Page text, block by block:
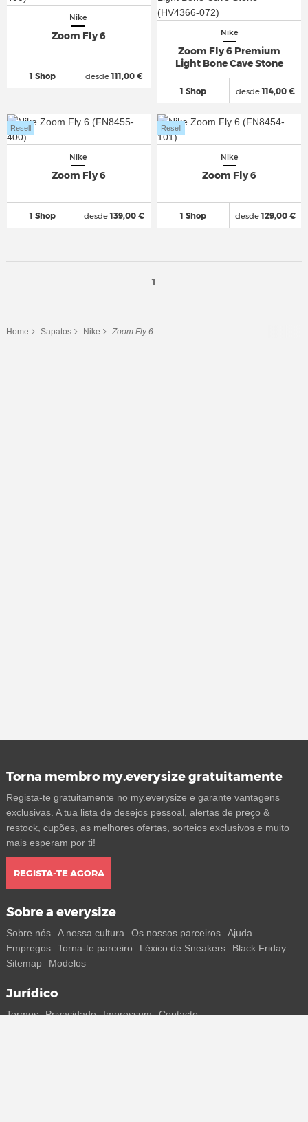
Nike
Zoom Fly 6
1 Shop desde111,00 €
Nike
Zoom Fly 6 Premium
Light Bone Cave Stone
1 Shop desde114,00 €
Nike
Zoom Fly 6
1 Shop
Resell
desde139,00 €
Nike
Zoom Fly 6
1 Shop
Resell
desde129,00 €
1
Home Sapatos Nike Zoom Fly 6
Torna membro my.everysize gratuitamente
Regista-te gratuitamente no my.everysize e garante vantagens
exclusivas. A tua lista de desejos pessoal, alertas de preço &
restock, cupões, as melhores ofertas, sorteios exclusivos e muito
mais esperam por ti!
REGISTA-TE AGORA
Sobre a everysize
Sobre nós A nossa cultura Os nossos parceiros
Ajuda
Empregos
Torna-te parceiro Léxico de Sneakers
Black Friday
Sitemap
Modelos
Jurídico
Termos Privacidade Impressum Contacto